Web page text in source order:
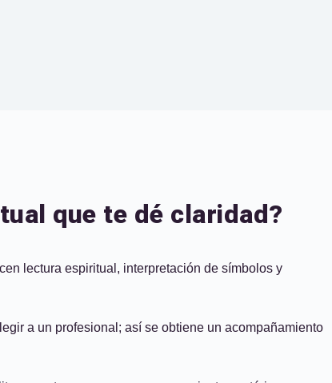
que te dé claridad?
lectura espiritual, interpretación de símbolos y
a un profesional; así se obtiene un acompañamiento